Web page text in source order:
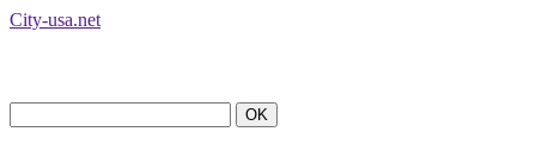
City-usa.net